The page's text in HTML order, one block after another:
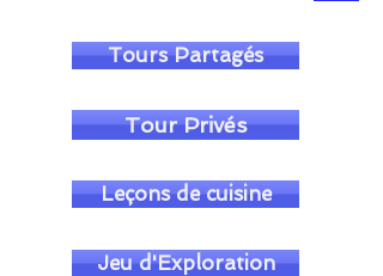
Tours Partagés
Tour Privés
Leçons de cuisine
Jeu d'Exploration